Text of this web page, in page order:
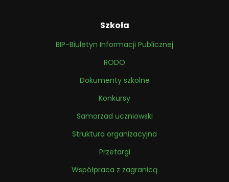
Szkoła
BIP-Biuletyn Informacji Publicznej
RODO
Dokumenty szkolne
Konkursy
Samorzad uczniowski
Struktura organizacyjna
Przetargi
Współpraca z zagranicą